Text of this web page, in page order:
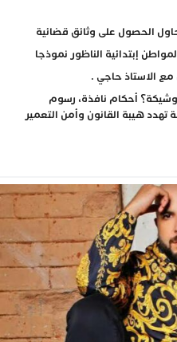
الحصول على وثائق قضائية
إبتدائية الناظور نموذجا
مع الاستاذ حاجي .
أحكام نافذة، رسوم
هيبة القانون وأمن التعمير